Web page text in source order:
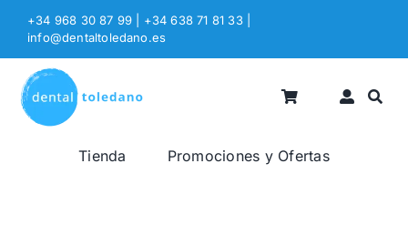
Saltar
contenido
+34 968 30 87 99 | +34 638 71 81 33
info@dentaltoledano.es
Tienda Promociones y Ofertas